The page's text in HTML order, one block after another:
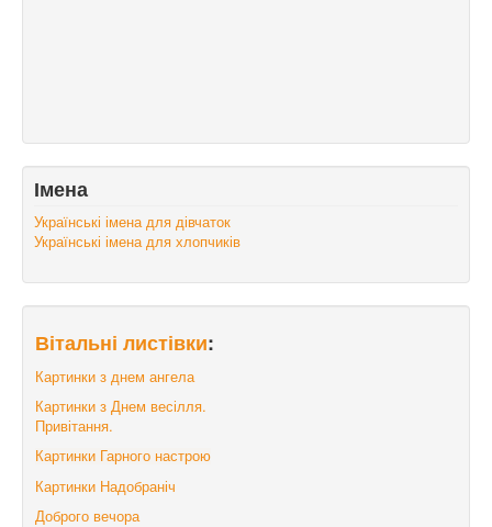
Імена
Українські імена для дівчаток
Українські імена для хлопчиків
Вітальні листівки:
Картинки з днем ангела
Картинки з Днем весілля.
Привітання.
Картинки Гарного настрою
Картинки Надобраніч
Доброго вечора